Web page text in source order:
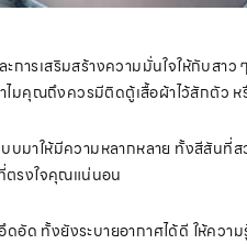
การเสริมสร้างความมั่นใจให้กับ
ไมคุณถึงควรมีติดตู้เสื้อผ้าไว้สักตัว
ให้มีความหลากหลาย ทั้งสีสันที่
ตรงใจคุณแน่นอน
อัด ทั้งยังระบายอากาศได้ดี ให้ค